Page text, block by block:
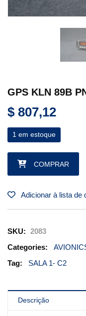
GPS KLN 89B
$ 807,12
1 em estoque
GPS KLN 89B PN 066-
COMPRAR
Adicionar à lista de
SKU: 2083
Categories:
Tag:
SALA 1- C2
Descrição